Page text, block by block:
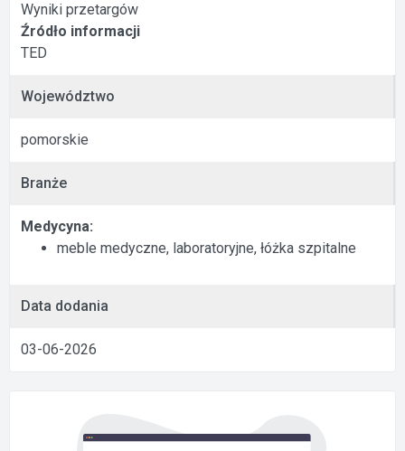
Wyniki przetargów
Źródło informacji
TED
Województwo
pomorskie
Branże
Medycyna:
meble medyczne, laboratoryjne, łóżka szpitalne
Data dodania
03-06-2026